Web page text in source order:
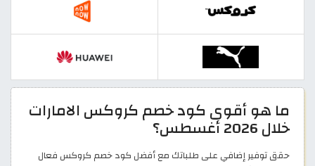
ما هو أقوى كود خصم كروكس الامارات
خلال 2026 أغسطس؟
حقق توفير إضافي على طلباتك مع أفضل كود خصم كروكس فعال